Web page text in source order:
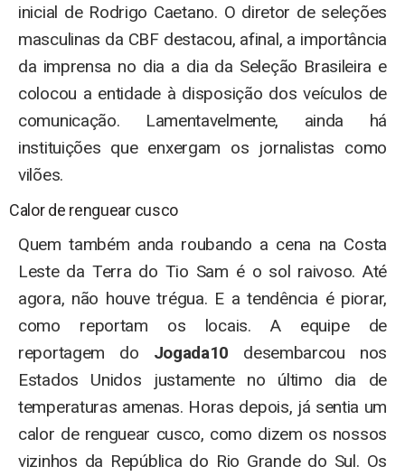
inicial de Rodrigo Caetano. O diretor de seleções
masculinas da CBF destacou, afinal, a importância
da imprensa no dia a dia da Seleção Brasileira e
colocou a entidade à disposição dos veículos de
comunicação. Lamentavelmente, ainda há
instituições que enxergam os jornalistas como
vilões.
Calor de renguear cusco
Quem também anda roubando a cena na Costa
Leste da Terra do Tio Sam é o sol raivoso. Até
agora, não houve trégua. E a tendência é piorar,
como reportam os locais. A equipe de
reportagem do Jogada10 desembarcou nos
Estados Unidos justamente no último dia de
temperaturas amenas. Horas depois, já sentia um
calor de renguear cusco, como dizem os nossos
vizinhos da República do Rio Grande do Sul. Os